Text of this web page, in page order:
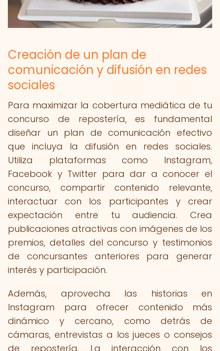
Creación de un plan de
comunicación y difusión en redes
sociales
Para maximizar la cobertura mediática de tu
concurso de repostería, es fundamental
diseñar un plan de comunicación efectivo
que incluya la difusión en redes sociales.
Utiliza plataformas como Instagram,
Facebook y Twitter para dar a conocer el
concurso, compartir contenido relevante,
interactuar con los participantes y crear
expectación entre tu audiencia. Crea
publicaciones atractivas con imágenes de los
premios, detalles del concurso y testimonios
de concursantes anteriores para generar
interés y participación.
Además, aprovecha las historias en
Instagram para ofrecer contenido más
dinámico y cercano, como detrás de
cámaras, entrevistas a los jueces o consejos
de repostería. La interacción con los